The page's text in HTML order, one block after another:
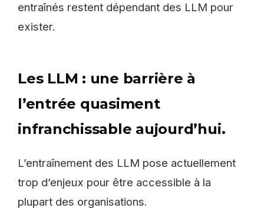
entraînés restent dépendant des LLM pour
exister.
Les LLM : une barrière à
l’entrée quasiment
infranchissable aujourd’hui.
L’entraînement des LLM pose actuellement
trop d’enjeux pour être accessible à la
plupart des organisations.